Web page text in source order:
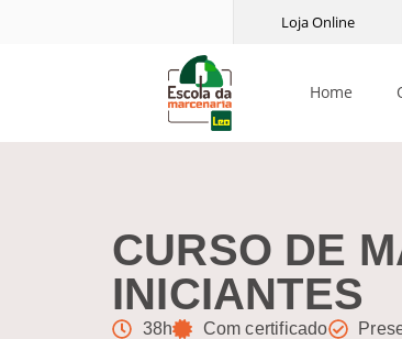
Loja Online
Home
CURSO DE
INICIANTES
38h Com certificado